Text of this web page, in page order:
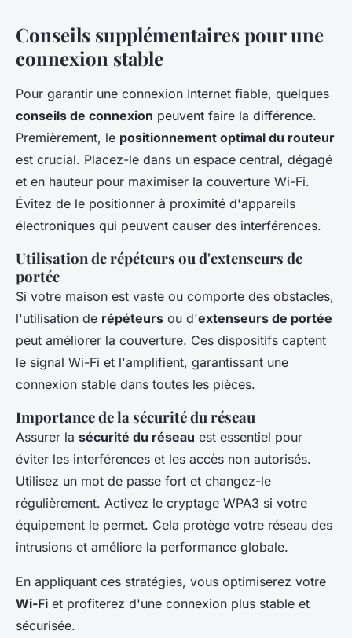
Conseils supplémentaires pour une
connexion stable
Pour garantir une connexion Internet fiable, quelques
conseils de connexion peuvent faire la différence.
Premièrement, le positionnement optimal du routeur
est crucial. Placez-le dans un espace central, dégagé
et en hauteur pour maximiser la couverture Wi-Fi.
Évitez de le positionner à proximité d'appareils
électroniques qui peuvent causer des interférences.
Utilisation de répéteurs ou d'extenseurs de
portée
Si votre maison est vaste ou comporte des obstacles,
l'utilisation de répéteurs ou d'extenseurs de portée
peut améliorer la couverture. Ces dispositifs captent
le signal Wi-Fi et l'amplifient, garantissant une
connexion stable dans toutes les pièces.
Importance de la sécurité du réseau
Assurer la sécurité du réseau est essentiel pour
éviter les interférences et les accès non autorisés.
Utilisez un mot de passe fort et changez-le
régulièrement. Activez le cryptage WPA3 si votre
équipement le permet. Cela protège votre réseau des
intrusions et améliore la performance globale.
En appliquant ces stratégies, vous optimiserez votre
Wi-Fi et profiterez d'une connexion plus stable et
sécurisée.